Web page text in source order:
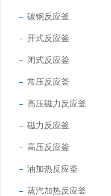
碳钢反应釜
开式反应釜
闭式反应釜
常压反应釜
高压磁力反应釜
磁力反应釜
高压反应釜
油加热反应釜
蒸汽加热反应釜